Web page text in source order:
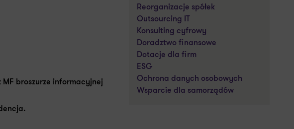
Reorganizacje spółek
Outsourcing IT
Konsulting cyfrowy
Doradztwo finansowe
Dotacje dla firm
ESG
Ochrona danych osobowych
Wsparcie dla samorządów
MF broszurze informacyjnej